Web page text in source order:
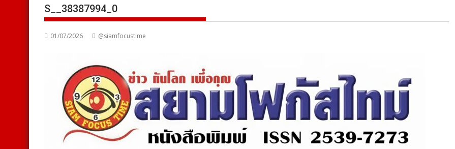
S__38387994_0
01/07/2026 @siamfocustime